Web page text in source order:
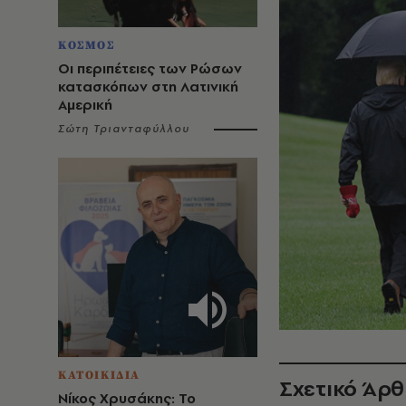
ΚΟΣΜΟΣ
Οι περιπέτειες των Ρώσων
κατασκόπων στη Λατινική
Αμερική
Σώτη Τριανταφύλλου
ΚΑΤΟΙΚΙΔΙΑ
Νίκος Χρυσάκης: Το Σχετικό